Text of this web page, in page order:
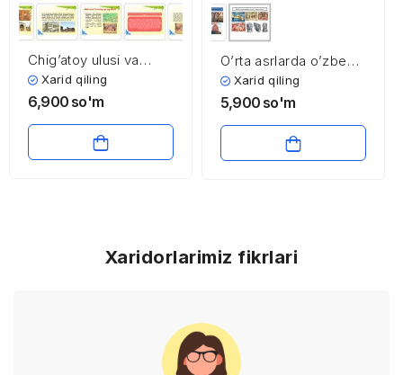
Chig’atoy ulusi va
uning boshqaruv tizimi
Xarid qiling
6,900 so'm
O’rta asrlarda o’zbek
davlatchiligi tarixi.
Ijtimoiy-siyosiy va
Xarid qiling
5,900 so'm
Xaridorlarimiz fikrlari